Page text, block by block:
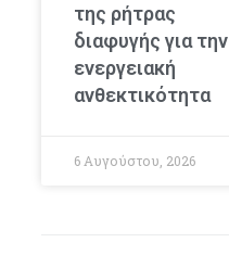
της ρήτρας
διαφυγής για την
ενεργειακή
ανθεκτικότητα
6 Αυγούστου, 2026